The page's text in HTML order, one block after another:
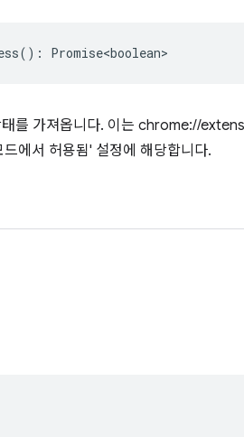
() : Promise<boolean>
를 가져옵니다. 이는 chrome://
에서 허용됨' 설정에 해당합니다.